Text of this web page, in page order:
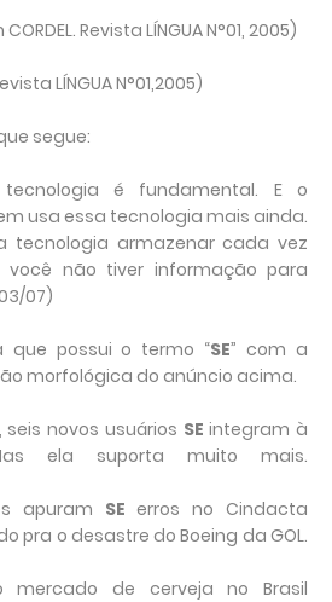
Revista LÍNGUA N°01, 2005)
LÍNGUA N°01,2005)
segue:
é fundamental. E o
usa essa tecnologia mais ainda.
tecnologia armazenar cada vez
você não tiver informação para
07)
que possui o termo “SE” com a
morfológica do anúncio acima.
novos usuários SE integram à
ela suporta muito mais.
apuram SE erros no Cindacta
pra o desastre do Boeing da GOL.
mercado de cerveja no Brasil